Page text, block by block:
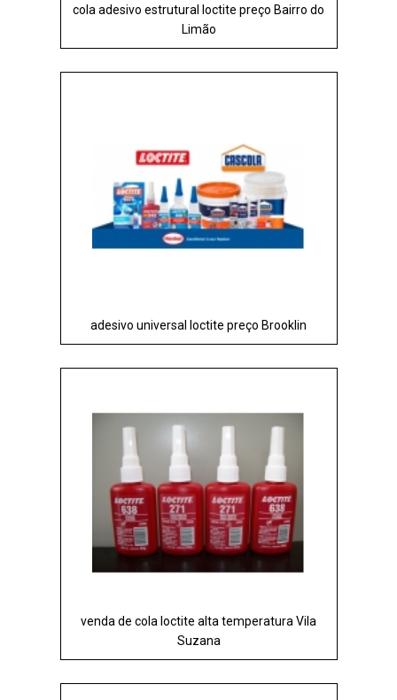
cola adesivo estrutural loctite preço Bairro do
Limão
adesivo universal loctite preço Brooklin
venda de cola loctite alta temperatura Vila
Suzana